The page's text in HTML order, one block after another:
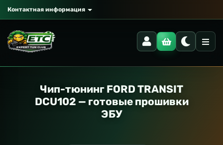
Контактная информация
Чип-тюнинг FORD TRANSIT
DCU102 — готовые прошивки
ЭБУ